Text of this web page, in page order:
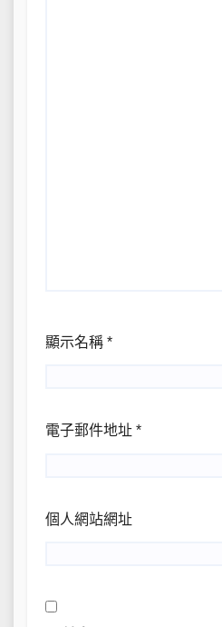
顯示名稱 *
電子郵件地址 *
個人網站網址